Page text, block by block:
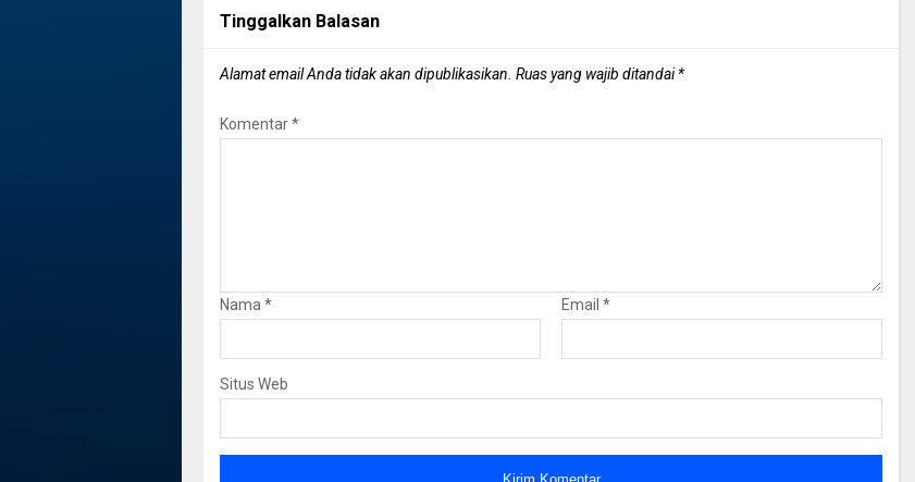
Tinggalkan Balasan
Alamat email Anda tidak akan dipublikasikan. Ruas yang wajib ditandai*
Komentar*
Nama* Email *
Situs Web